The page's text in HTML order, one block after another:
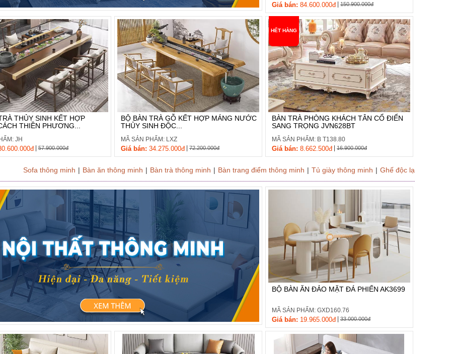
Giá bán: 84.600.000đ| 150.900.000đ
THỦY SINH KẾT HỢP
THIỀN PHƯƠNG...
JH
| 57.900.000đ
BỘ BÀN TRÀ GỖ KẾT HỢP MÁNG NƯỚC
THỦY SINH ĐỘC...
MÃ SẢN PHẨM: LXZ
Giá bán: 34.275.000đ| 72.200.000đ
HẾT HÀNG
BÀN TRÀ PHÒNG KHÁCH TÂN CỔ ĐIỂN
SANG TRỌNG JVN628BT
MÃ SẢN PHẨM: B T138.80
Giá bán: 8.662.500đ| 16.900.000đ
Sofa thông minh | Bàn ăn thông minh | Bàn trà thông minh | Bàn trang điểm thông minh | Tủ giày thông minh | Ghế độc lạ
BỘ BÀN ĂN ĐẢO MẶT ĐÁ PHIẾN AK3699
MÃ SẢN PHẨM: GXD160.76
Giá bán: 19.965.000đ| 33.000.000đ